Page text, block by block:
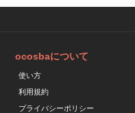
ocosbaについて
使い方
利用規約
プライバシーポリシー